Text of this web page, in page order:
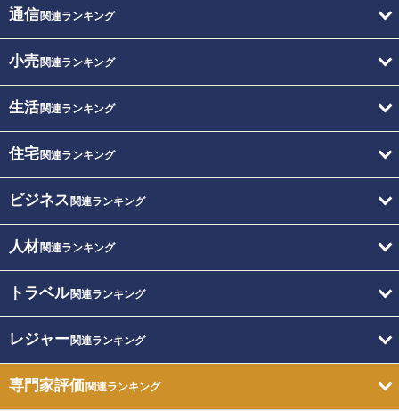
通信関連ランキング
小売関連ランキング
生活関連ランキング
住宅関連ランキング
ビジネス 関連ランキング
人材関連ランキング
トラベル関連ランキング
レジャー関連ランキング
専門家評価関連ランキング